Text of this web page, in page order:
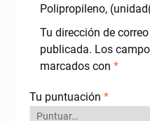
Polipropileno,
Tu dirección de
publicada. Los
marcados con *
Tu puntuación *